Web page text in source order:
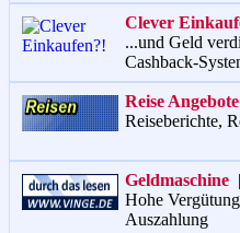
Clever
...und Geld
Cashback-
Reise Angebote
Reiseberichte,
Geldmaschine |
Hohe
Auszahlung